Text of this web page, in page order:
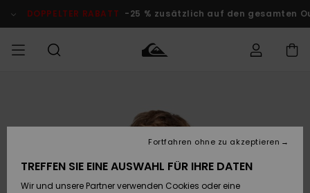
Produktinformation
DOPPELTER RABATT -25 % zusätzlich auf den gesamten
Accessoires
Accessoires
FRAUEN
Brandneu
Männer
Kinder
Männer
Snow Shop
Kinder
Herren
KINDER
zugreifen
Retouren
TREFFEN SIE EINE AUSWAHL FÜR IHRE DATEN
Wir und unsere Partner verwenden Cookies oder eine
Fortfahren ohne zu akzeptieren